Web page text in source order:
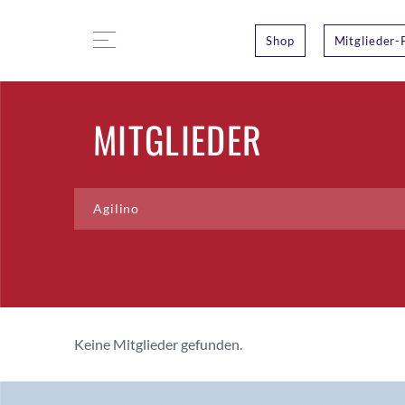
Shop Mitglieder-
MITGLIEDER
Keine Mitglieder gefunden.